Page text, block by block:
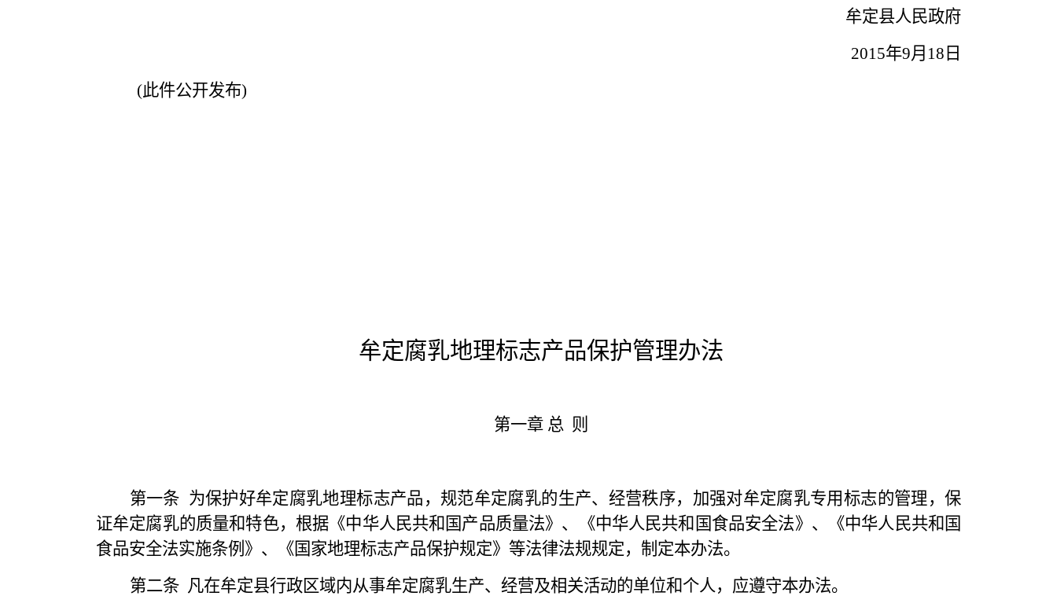
牟定县人民政府
2015年9月18日
(此件公开发布)
牟定腐乳地理标志产品保护管理办法
第一章 总 则
第一条 为保护好牟定腐乳地理标志产品，规范牟定腐乳的生产、经营秩序，加强对牟定腐乳专用标志的管理，保
证牟定腐乳的质量和特色，根据《中华人民共和国产品质量法》、《中华人民共和国食品安全法》、《中华人民共和国
食品安全法实施条例》、《国家地理标志产品保护规定》等法律法规规定，制定本办法。
第二条 凡在牟定县行政区域内从事牟定腐乳生产、经营及相关活动的单位和个人，应遵守本办法。